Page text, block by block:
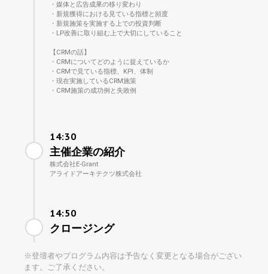
・媒体と広告成果の移り変わり
・新規獲得における見ている指標と頻度
・新規施策を実施する上での投資判断
・LP改善に取り組む上で大切にしていること
【CRMの話】
・CRMについてどのように捉えているか
・CRMで見ている指標、KPI、体制
・現在実施しているCRM施策
・CRM施策の成功例と失敗例
14:30
主催企業の紹介
株式会社E-Grant
アライドアーキテクツ株式会社
14:50
クロージング
※登壇者やプログラム内容は予告なく変更となる場合がござい
ます。ご了承ください。